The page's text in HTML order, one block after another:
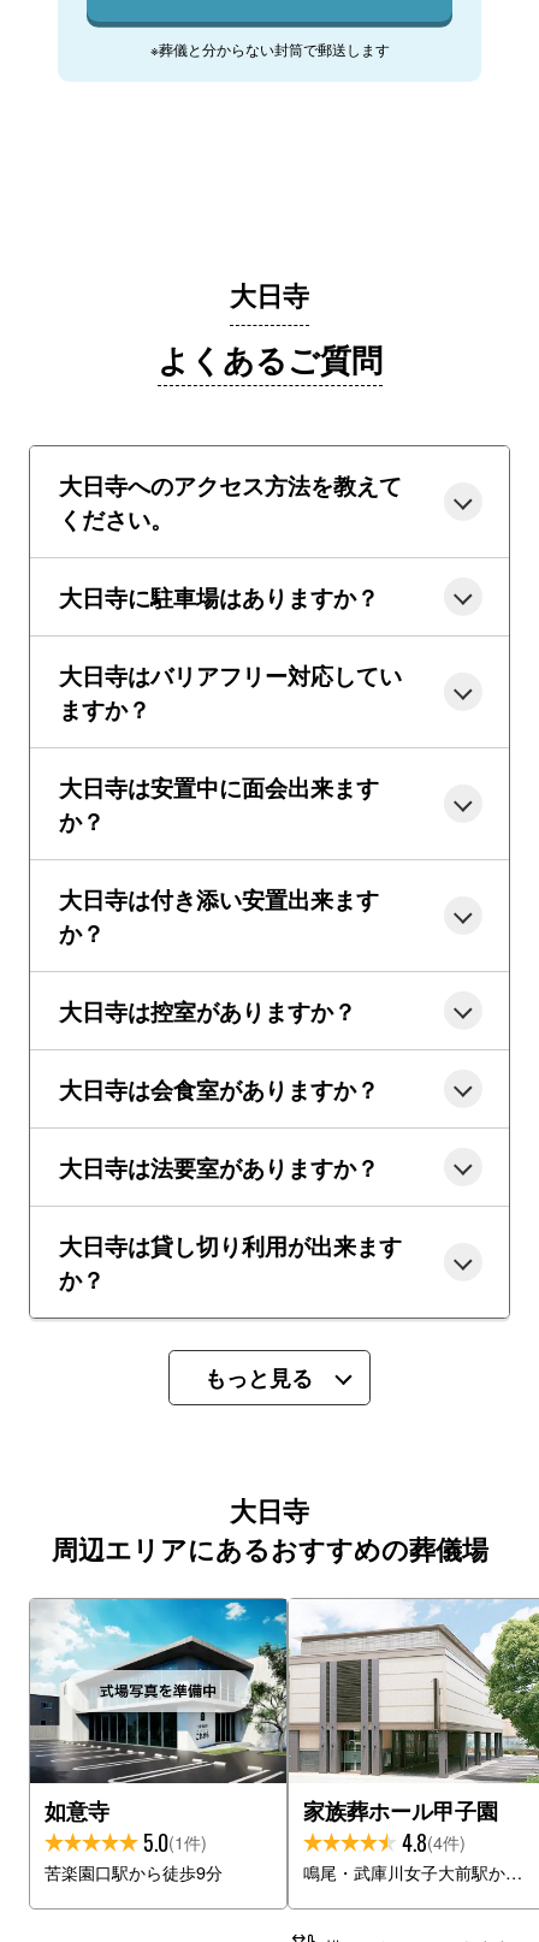
※葬儀と分からない封筒で郵送します
大日寺
よくあるご質問
大日寺へのアクセス方法を教えて
ください。
大日寺に駐車場はありますか？
大日寺はバリアフリー対応してい
ますか？
大日寺は安置中に面会出来ます
か？
大日寺は付き添い安置出来ます
か？
大日寺は控室がありますか？
大日寺は会食室がありますか？
大日寺は法要室がありますか？
大日寺は貸し切り利用が出来ます
か？
もっと見る
大日寺
周辺エリアにあるおすすめの葬儀場
如意寺
5.0(1件)
苦楽園口駅から徒歩9分
家族葬ホール甲子園
4.8(4件)
鳴尾・武庫川女子大前駅から徒歩4分